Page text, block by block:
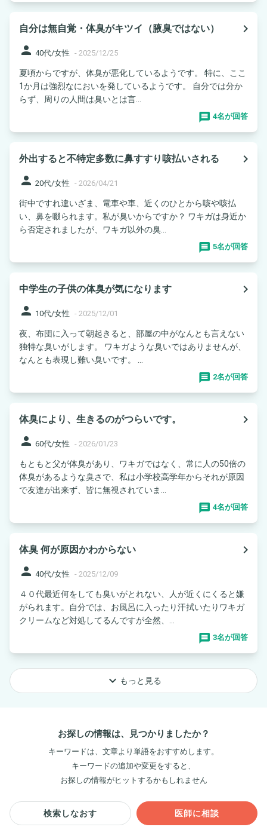
自分は無自覚・体臭がキツイ（腋臭ではない）
navigate_next
person 40代/女性 - 2025/12/25
夏頃からですが、体臭が悪化しているようです。 特に、ここ
1か月は強烈なにおいを発しているようです。 自分では分か
らず、周りの人間は臭いとは言...
4名が回答
外出すると不特定多数に鼻すすり咳払いされる
navigate_next
person 20代/女性 - 2026/04/21
街中ですれ違いざま、電車や車、近くのひとから咳や咳払
い、鼻を啜られます。私が臭いからですか？ ワキガは身近か
ら否定されましたが、ワキガ以外の臭...
5名が回答
中学生の子供の体臭が気になります
navigate_next
person 10代/女性 - 2025/12/01
夜、布団に入って朝起きると、部屋の中がなんとも言えない
独特な臭いがします。 ワキガような臭いではありませんが、
なんとも表現し難い臭いです。 ...
2名が回答
体臭により、生きるのがつらいです。
navigate_next
person 60代/女性 - 2026/01/23
もともと父が体臭があり、ワキガではなく、常に人の50倍の
体臭があるような臭さで、私は小学校高学年からそれが原因
で友達が出来ず、皆に無視されていま...
4名が回答
体臭 何が原因かわからない
navigate_next
person 40代/女性 - 2025/12/09
４０代最近何をしても臭いがとれない、人が近くにくると嫌
がられます。自分では、お風呂に入ったり汗拭いたりワキガ
クリームなど対処してるんですが全然、...
3名が回答
keyboard_arrow_down もっと見る
お探しの情報は、見つかりましたか？
キーワードは、文章より単語をおすすめします。
キーワードの追加や変更をすると、
お探しの情報がヒットするかもしれません
検索しなおす 医師に相談